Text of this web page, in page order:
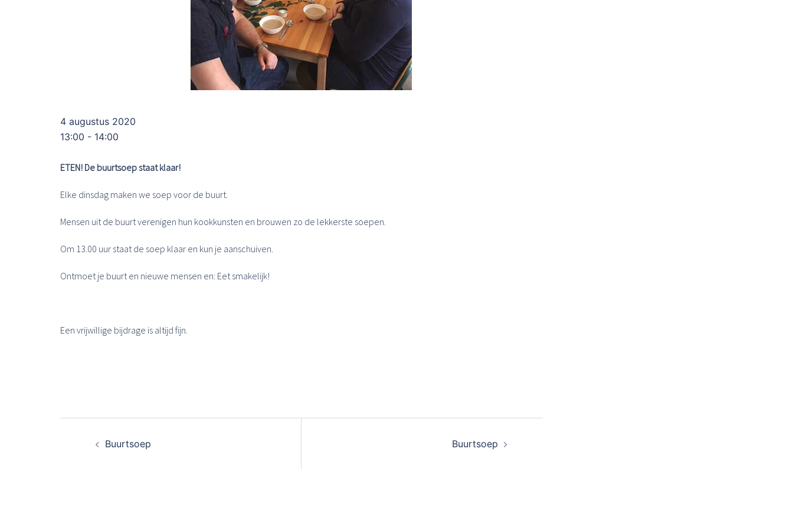
4 augustus 2020
13:00 - 14:00
ETEN! De buurtsoep staat klaar!
Elke dinsdag maken we soep voor de buurt.
Mensen uit de buurt verenigen hun kookkunsten en brouwen zo de lekkerste soepen.
Om 13.00 uur staat de soep klaar en kun je aanschuiven.
Ontmoet je buurt en nieuwe mensen en: Eet smakelijk!
Een vrijwillige bijdrage is altijd fijn.
navigatie
Buurtsoep Buurtsoep